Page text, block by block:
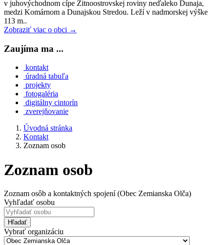
v juhovýchodnom cípe Žitnoostrovskej roviny neďaleko Dunaja,
medzi Komárnom a Dunajskou Stredou. Leží v nadmorskej výške
113 m..
Zobraziť viac o obci →
Zaujíma ma ...
kontakt
úradná tabuľa
projekty
fotogaléria
digitálny cintorín
zverejňovanie
Úvodná stránka
Kontakt
Zoznam osob
Zoznam osob
Zoznam osôb a kontaktných spojení (Obec Zemianska Olča)
Vyhľadať osobu
Hľadať
Vybrať organizáciu